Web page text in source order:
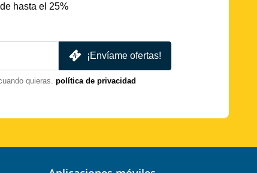
hasta el 25%
¡Envíame ofertas!
quieras. política de privacidad